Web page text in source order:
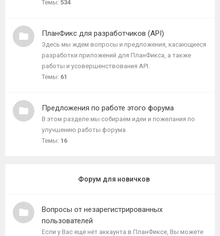
Темы: 534
ПланФикс для разработчиков (API)
Здесь мы ждем вопросы и предложения, касающиеся
разработки приложений для ПланФикса, а также
работы и усовершенствования API.
Темы: 61
Предложения по работе этого форума
В этом разделе мы собираем идеи и пожелания по
улучшению работы форума
Темы: 16
Форум для новичков
Вопросы от незарегистрированных
пользователей
Если у Вас еще нет аккаунта в ПланФиксе, Вы можете